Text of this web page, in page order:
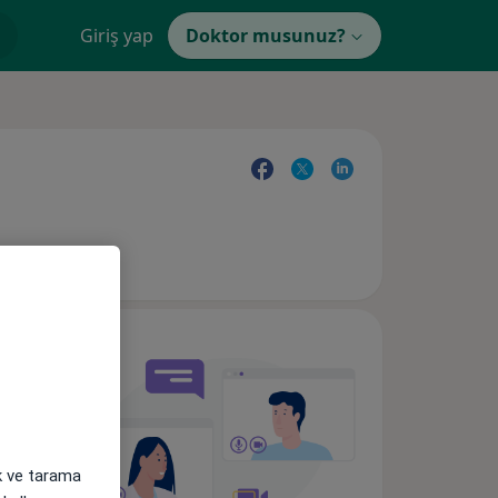
Giriş yap Doktor musunuz?
ve tarama